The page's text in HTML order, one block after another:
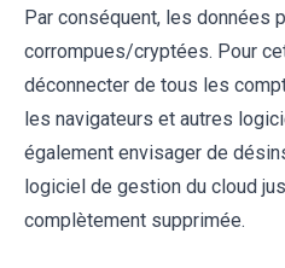
Par conséquent, les données
corrompues/cryptées. Pour
déconnecter de tous les
les navigateurs et autres
également envisager de
logiciel de gestion du cloud
complètement supprimée.